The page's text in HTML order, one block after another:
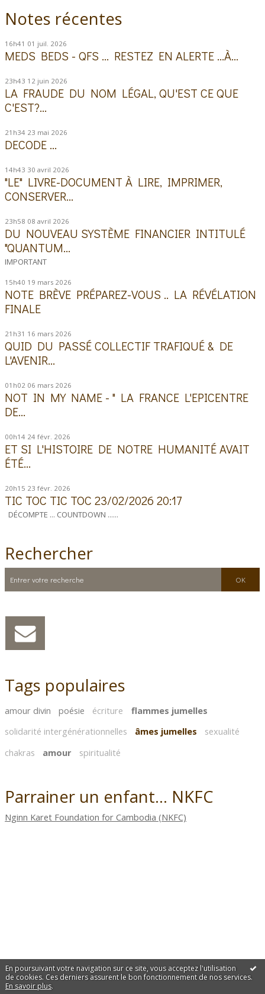
En poursuivant votre navigation sur ce site, vous acceptez l'utilisation
de cookies. Ces derniers assurent le bon fonctionnement de nos services.
En savoir plus.
Notes récentes
16h41 01 juil. 2026
MEDS BEDS - QFS ... RESTEZ EN ALERTE ...À...
23h43 12 juin 2026
LA FRAUDE DU NOM LÉGAL, QU'EST CE QUE
C'EST?...
21h34 23 mai 2026
DECODE ...
14h43 30 avril 2026
"LE" LIVRE-DOCUMENT À LIRE, IMPRIMER,
CONSERVER...
23h58 08 avril 2026
DU NOUVEAU SYSTÈME FINANCIER INTITULÉ
"QUANTUM...
IMPORTANT
15h40 19 mars 2026
NOTE BRÈVE PRÉPAREZ-VOUS .. LA RÉVÉLATION
FINALE
21h31 16 mars 2026
QUID DU PASSÉ COLLECTIF TRAFIQUÉ & DE
L'AVENIR...
01h02 06 mars 2026
NOT IN MY NAME - " LA FRANCE L'EPICENTRE
DE...
00h14 24 févr. 2026
ET SI L'HISTOIRE DE NOTRE HUMANITÉ AVAIT
ÉTÉ...
20h15 23 févr. 2026
TIC TOC TIC TOC 23/02/2026 20:17
DÉCOMPTE ... COUNTDOWN ......
Rechercher
Tags populaires
amour divin poésie écriture
flammes jumelles
solidarité intergénérationnelles
âmes jumelles
sexualité
chakras
amour spiritualité
Parrainer un enfant... NKFC
Nginn Karet Foundation for Cambodia (NKFC)